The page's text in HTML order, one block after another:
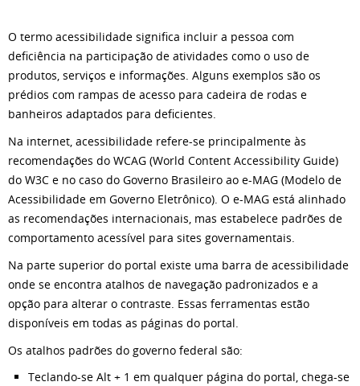
O termo acessibilidade significa incluir a pessoa com
deficiência na participação de atividades como o uso de
produtos, serviços e informações. Alguns exemplos são os
prédios com rampas de acesso para cadeira de rodas e
banheiros adaptados para deficientes.
Na internet, acessibilidade refere-se principalmente às
recomendações do WCAG (World Content Accessibility Guide)
do W3C e no caso do Governo Brasileiro ao e-MAG (Modelo de
Acessibilidade em Governo Eletrônico). O e-MAG está alinhado
as recomendações internacionais, mas estabelece padrões de
comportamento acessível para sites governamentais.
Na parte superior do portal existe uma barra de acessibilidade
onde se encontra atalhos de navegação padronizados e a
opção para alterar o contraste. Essas ferramentas estão
disponíveis em todas as páginas do portal.
Os atalhos padrões do governo federal são:
Teclando-se Alt + 1 em qualquer página do portal, chega-se